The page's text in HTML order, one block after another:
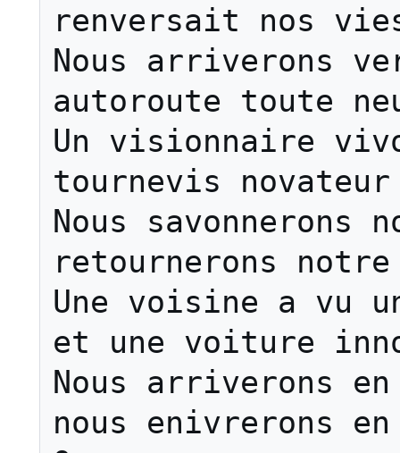
renversait nos
Nous arriverons
autoroute toute
Un visionnaire
tournevis novateur
Nous savonnerons
retournerons
Une voisine a vu
et une voiture
Nous arriverons
nous enivrerons